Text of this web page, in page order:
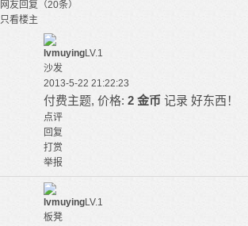
网友回复（20条）
只看楼主
lvmuyingLV.1
沙发
2013-5-22 21:22:23
付费主题, 价格: 2 金币 记录 好东西！
点评
回复
打赏
举报
lvmuyingLV.1
板凳